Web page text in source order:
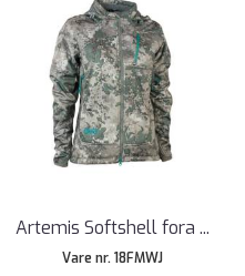
Artemis Softshell fora ...
Vare nr. 18FMWJ